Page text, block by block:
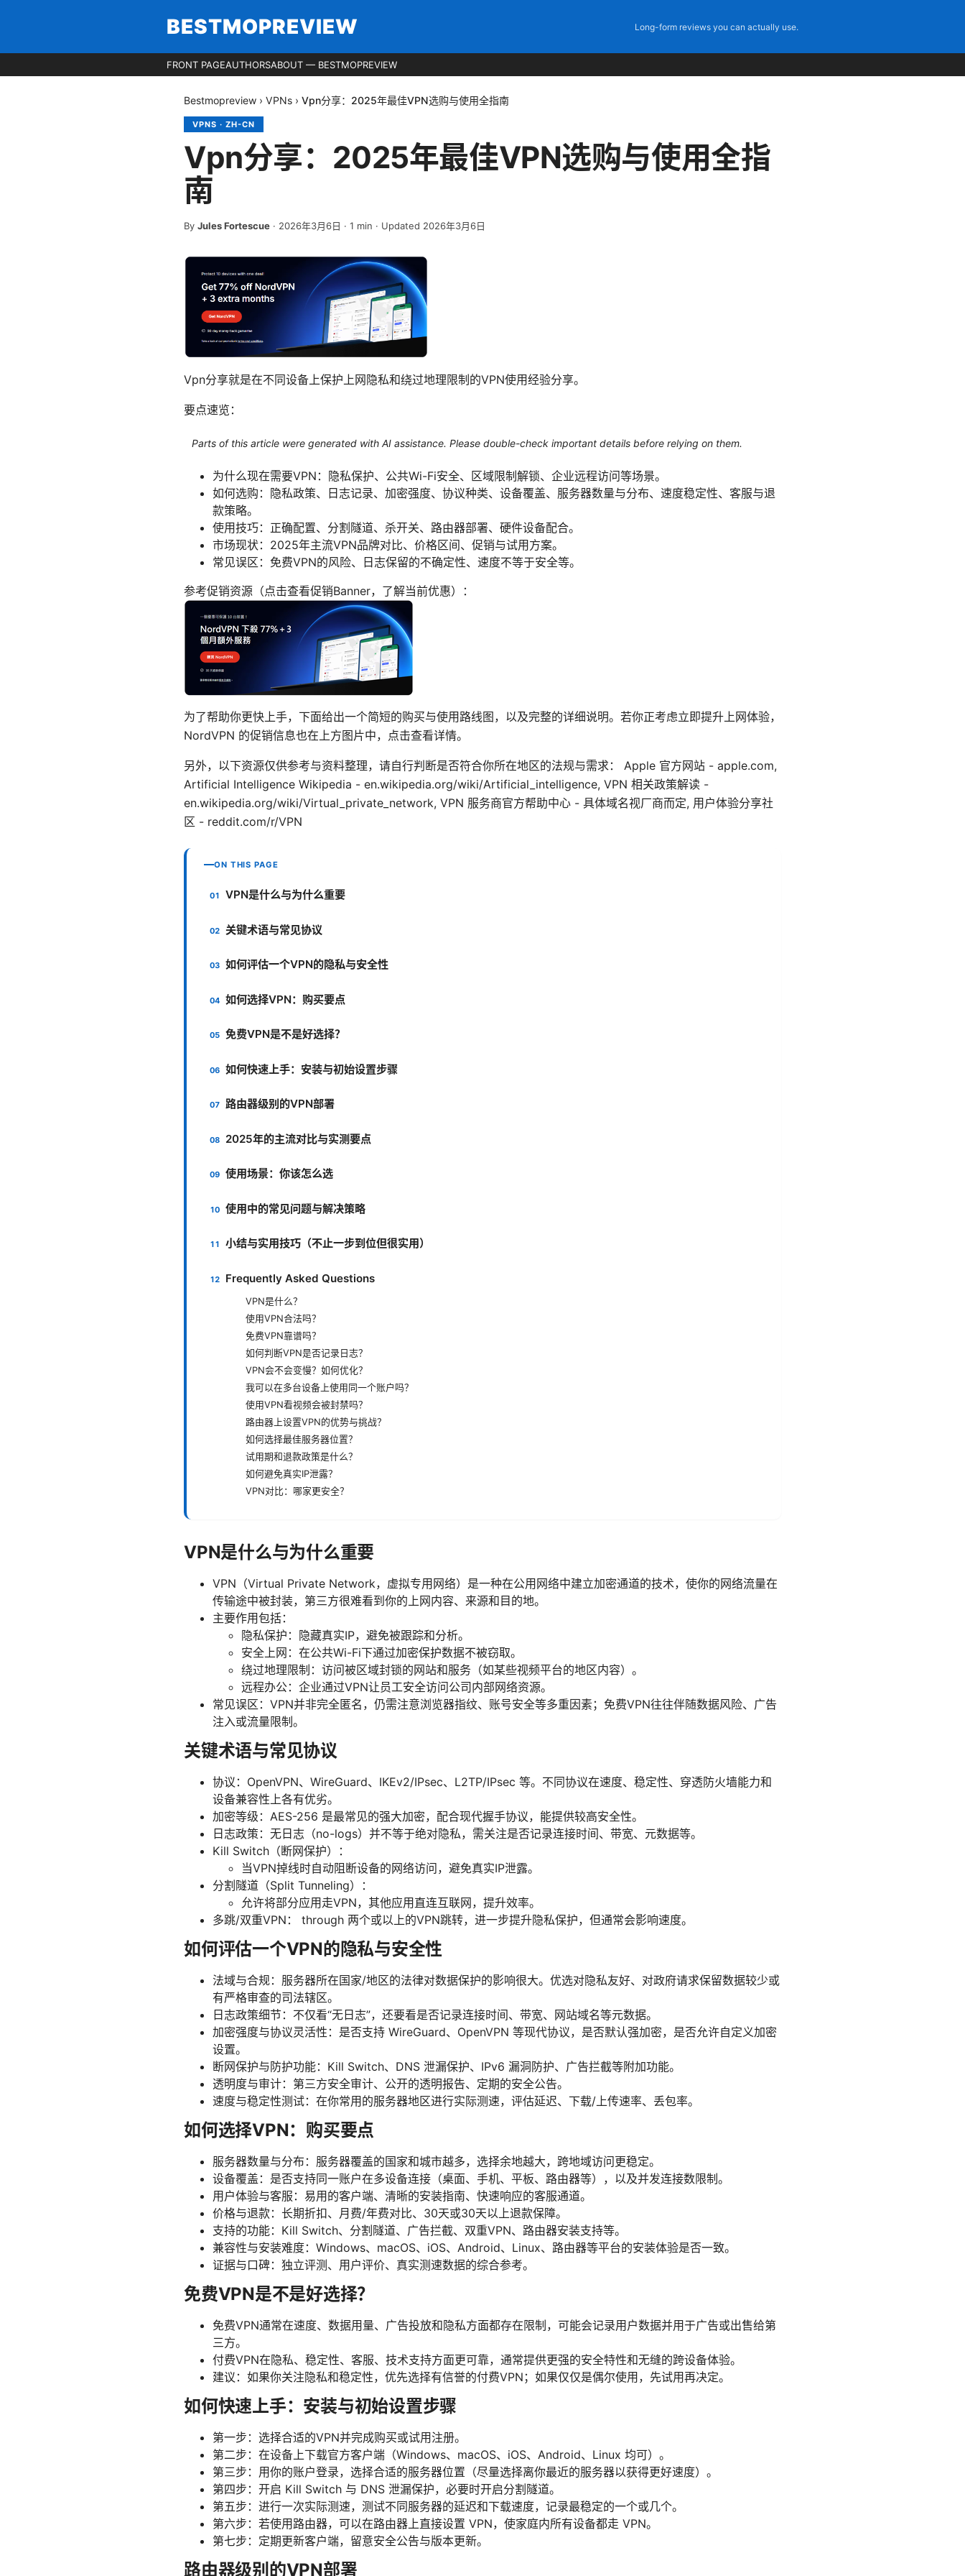
BESTMOPREVIEW Long-form reviews you can actually use.
FRONT PAGEAUTHORSABOUT — BESTMOPREVIEW
Bestmopreview › VPNs › Vpn分享：2025年最佳VPN选购与使用全指南
VPNS · ZH-CN
Vpn分享：2025年最佳VPN选购与使用全指
南
By Jules Fortescue · 2026年3月6日 · 1 min · Updated 2026年3月6日
Vpn分享就是在不同设备上保护上网隐私和绕过地理限制的VPN使用经验分享。
要点速览：
Parts of this article were generated with AI assistance. Please double-check important details before relying on them.
为什么现在需要VPN：隐私保护、公共Wi-Fi安全、区域限制解锁、企业远程访问等场景。
如何选购：隐私政策、日志记录、加密强度、协议种类、设备覆盖、服务器数量与分布、速度稳定性、客服与退
款策略。
使用技巧：正确配置、分割隧道、杀开关、路由器部署、硬件设备配合。
市场现状：2025年主流VPN品牌对比、价格区间、促销与试用方案。
常见误区：免费VPN的风险、日志保留的不确定性、速度不等于安全等。
参考促销资源（点击查看促销Banner，了解当前优惠）：
为了帮助你更快上手，下面给出一个简短的购买与使用路线图，以及完整的详细说明。若你正考虑立即提升上网体验，
NordVPN 的促销信息也在上方图片中，点击查看详情。
另外，以下资源仅供参考与资料整理，请自行判断是否符合你所在地区的法规与需求： Apple 官方网站 - apple.com,
Artificial Intelligence Wikipedia - en.wikipedia.org/wiki/Artificial_intelligence, VPN 相关政策解读 -
en.wikipedia.org/wiki/Virtual_private_network, VPN 服务商官方帮助中心 - 具体域名视厂商而定, 用户体验分享社
区 - reddit.com/r/VPN
ON THIS PAGE
VPN是什么与为什么重要
关键术语与常见协议
如何评估一个VPN的隐私与安全性
如何选择VPN：购买要点
免费VPN是不是好选择？
如何快速上手：安装与初始设置步骤
路由器级别的VPN部署
2025年的主流对比与实测要点
使用场景：你该怎么选
使用中的常见问题与解决策略
小结与实用技巧（不止一步到位但很实用）
Frequently Asked Questions
VPN是什么？
使用VPN合法吗？
免费VPN靠谱吗？
如何判断VPN是否记录日志？
VPN会不会变慢？如何优化？
我可以在多台设备上使用同一个账户吗？
使用VPN看视频会被封禁吗？
路由器上设置VPN的优势与挑战？
如何选择最佳服务器位置？
试用期和退款政策是什么？
如何避免真实IP泄露？
VPN对比：哪家更安全？
VPN是什么与为什么重要
VPN（Virtual Private Network，虚拟专用网络）是一种在公用网络中建立加密通道的技术，使你的网络流量在
传输途中被封装，第三方很难看到你的上网内容、来源和目的地。
主要作用包括：
隐私保护：隐藏真实IP，避免被跟踪和分析。
安全上网：在公共Wi-Fi下通过加密保护数据不被窃取。
绕过地理限制：访问被区域封锁的网站和服务（如某些视频平台的地区内容）。
远程办公：企业通过VPN让员工安全访问公司内部网络资源。
常见误区：VPN并非完全匿名，仍需注意浏览器指纹、账号安全等多重因素；免费VPN往往伴随数据风险、广告
注入或流量限制。
关键术语与常见协议
协议：OpenVPN、WireGuard、IKEv2/IPsec、L2TP/IPsec 等。不同协议在速度、稳定性、穿透防火墙能力和
设备兼容性上各有优劣。
加密等级：AES-256 是最常见的强大加密，配合现代握手协议，能提供较高安全性。
日志政策：无日志（no-logs）并不等于绝对隐私，需关注是否记录连接时间、带宽、元数据等。
Kill Switch（断网保护）：
当VPN掉线时自动阻断设备的网络访问，避免真实IP泄露。
分割隧道（Split Tunneling）：
允许将部分应用走VPN，其他应用直连互联网，提升效率。
多跳/双重VPN： through 两个或以上的VPN跳转，进一步提升隐私保护，但通常会影响速度。
如何评估一个VPN的隐私与安全性
法域与合规：服务器所在国家/地区的法律对数据保护的影响很大。优选对隐私友好、对政府请求保留数据较少或
有严格审查的司法辖区。
日志政策细节：不仅看“无日志”，还要看是否记录连接时间、带宽、网站域名等元数据。
加密强度与协议灵活性：是否支持 WireGuard、OpenVPN 等现代协议，是否默认强加密，是否允许自定义加密
设置。
断网保护与防护功能：Kill Switch、DNS 泄漏保护、IPv6 漏洞防护、广告拦截等附加功能。
透明度与审计：第三方安全审计、公开的透明报告、定期的安全公告。
速度与稳定性测试：在你常用的服务器地区进行实际测速，评估延迟、下载/上传速率、丢包率。
如何选择VPN：购买要点
服务器数量与分布：服务器覆盖的国家和城市越多，选择余地越大，跨地域访问更稳定。
设备覆盖：是否支持同一账户在多设备连接（桌面、手机、平板、路由器等），以及并发连接数限制。
用户体验与客服：易用的客户端、清晰的安装指南、快速响应的客服通道。
价格与退款：长期折扣、月费/年费对比、30天或30天以上退款保障。
支持的功能：Kill Switch、分割隧道、广告拦截、双重VPN、路由器安装支持等。
兼容性与安装难度：Windows、macOS、iOS、Android、Linux、路由器等平台的安装体验是否一致。
证据与口碑：独立评测、用户评价、真实测速数据的综合参考。
免费VPN是不是好选择？
免费VPN通常在速度、数据用量、广告投放和隐私方面都存在限制，可能会记录用户数据并用于广告或出售给第
三方。
付费VPN在隐私、稳定性、客服、技术支持方面更可靠，通常提供更强的安全特性和无缝的跨设备体验。
建议：如果你关注隐私和稳定性，优先选择有信誉的付费VPN；如果仅仅是偶尔使用，先试用再决定。
如何快速上手：安装与初始设置步骤
第一步：选择合适的VPN并完成购买或试用注册。
第二步：在设备上下载官方客户端（Windows、macOS、iOS、Android、Linux 均可）。
第三步：用你的账户登录，选择合适的服务器位置（尽量选择离你最近的服务器以获得更好速度）。
第四步：开启 Kill Switch 与 DNS 泄漏保护，必要时开启分割隧道。
第五步：进行一次实际测速，测试不同服务器的延迟和下载速度，记录最稳定的一个或几个。
第六步：若使用路由器，可以在路由器上直接设置 VPN，使家庭内所有设备都走 VPN。
第七步：定期更新客户端，留意安全公告与版本更新。
路由器级别的VPN部署